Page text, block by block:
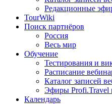
Редакционные
TourWiki
Поиск партнёров
Россия
Весь мир
Обучение
Тестирования и
Расписание
Каталог записей
Эфиры Profi.Travel
Календарь